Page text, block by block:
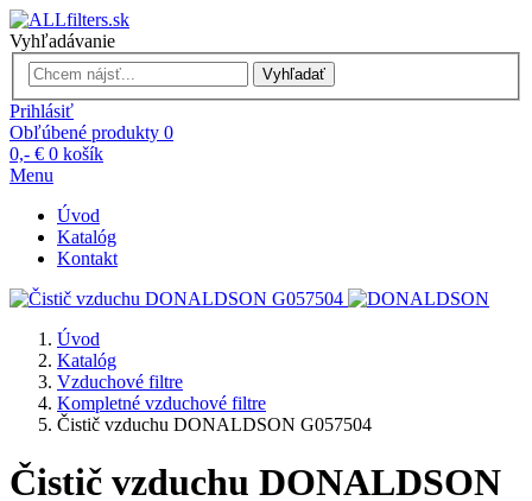
Vyhľadávanie
Vyhľadať
Prihlásiť
Obľúbené produkty 0
0,- € 0 košík
Menu
Úvod
Katalóg
Kontakt
Úvod
Katalóg
Vzduchové filtre
Kompletné vzduchové filtre
Čistič vzduchu DONALDSON G057504
Čistič vzduchu DONALDSON